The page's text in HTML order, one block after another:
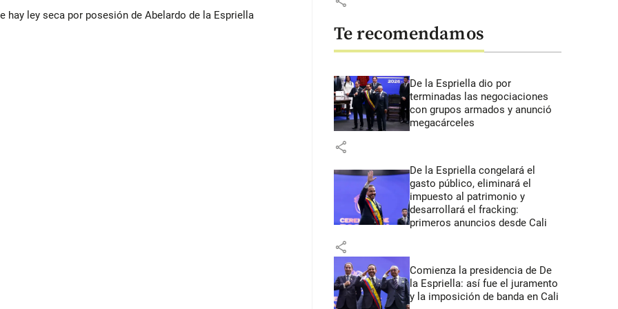
hay ley seca por posesión de Abelardo de la Espriella
Te recomendamos
De la Espriella dio por
terminadas las negociaciones
con grupos armados y anunció
megacárceles
share
De la Espriella congelará el
gasto público, eliminará el
impuesto al patrimonio y
desarrollará el fracking:
primeros anuncios desde Cali
share
Comienza la presidencia de De
la Espriella: así fue el juramento
y la imposición de banda en Cali